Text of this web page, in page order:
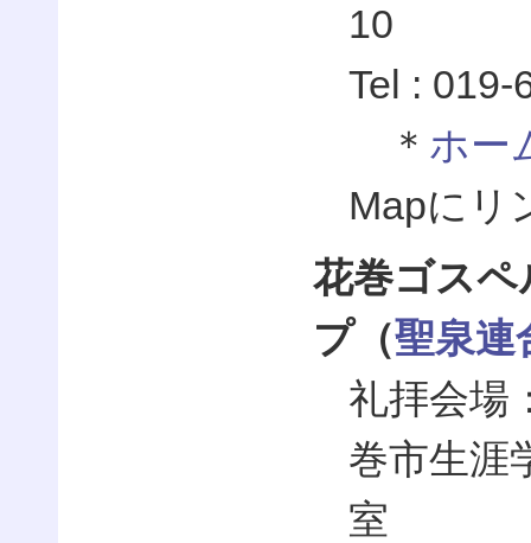
10
Tel :
＊ ホー
Mapにリ
花巻ゴス
プ（聖泉連
礼拝会場
巻市生涯
室